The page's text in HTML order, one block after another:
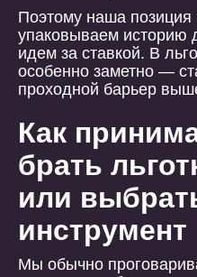
Поэтому наша позиция
упаковываем историю
идем за ставкой. В
особенно заметно —
проходной барьер
Как
брать
или
инструмент
Мы обычно